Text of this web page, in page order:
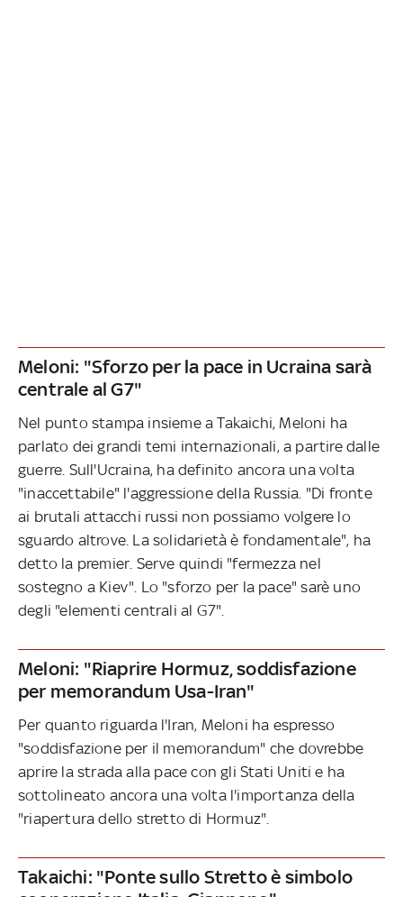
Meloni: "Sforzo per la pace in Ucraina sarà
centrale al G7"
Nel punto stampa insieme a Takaichi, Meloni ha
parlato dei grandi temi internazionali, a partire dalle
guerre. Sull'Ucraina, ha definito ancora una volta
"inaccettabile" l'aggressione della Russia. "Di fronte
ai brutali attacchi russi non possiamo volgere lo
sguardo altrove. La solidarietà è fondamentale", ha
detto la premier. Serve quindi "fermezza nel
sostegno a Kiev". Lo "sforzo per la pace" sarè uno
degli "elementi centrali al G7".
Meloni: "Riaprire Hormuz, soddisfazione
per memorandum Usa-Iran"
Per quanto riguarda l'Iran, Meloni ha espresso
"soddisfazione per il memorandum" che dovrebbe
aprire la strada alla pace con gli Stati Uniti e ha
sottolineato ancora una volta l'importanza della
"riapertura dello stretto di Hormuz".
Takaichi: "Ponte sullo Stretto è simbolo